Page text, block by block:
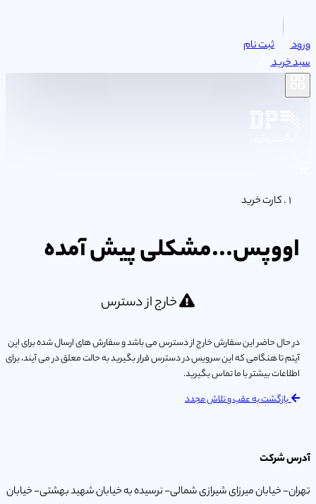
ورود
ثبت نام
سبد خرید
کارت خرید
اووپس...مشکلی پیش آمده
خارج از دسترس
در حال حاضر این سفارش خارج از دسترس می باشد و سفارش های ارسال شده برای این
آیتم تا هنگامی که این سرویس در دسترس قرار بگیرید به حالت معلق در می آیند، برای
اطلاعات بیشتر با ما تماس بگیرید.
بازگشت به عقب و تلاش مجدد
آدرس شرکت
تهران- خیابان میرزای شیرازی شمالی- نرسیده به خیابان شهید بهشتی- خیابان